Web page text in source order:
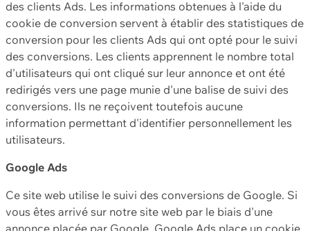
des clients Ads. Les informations obtenues à l'aide du
cookie de conversion servent à établir des statistiques de
conversion pour les clients Ads qui ont opté pour le suivi
des conversions. Les clients apprennent le nombre total
d'utilisateurs qui ont cliqué sur leur annonce et ont été
redirigés vers une page munie d'une balise de suivi des
conversions. Ils ne reçoivent toutefois aucune
information permettant d'identifier personnellement les
utilisateurs.
Google Ads
Ce site web utilise le suivi des conversions de Google. Si
vous êtes arrivé sur notre site web par le biais d'une